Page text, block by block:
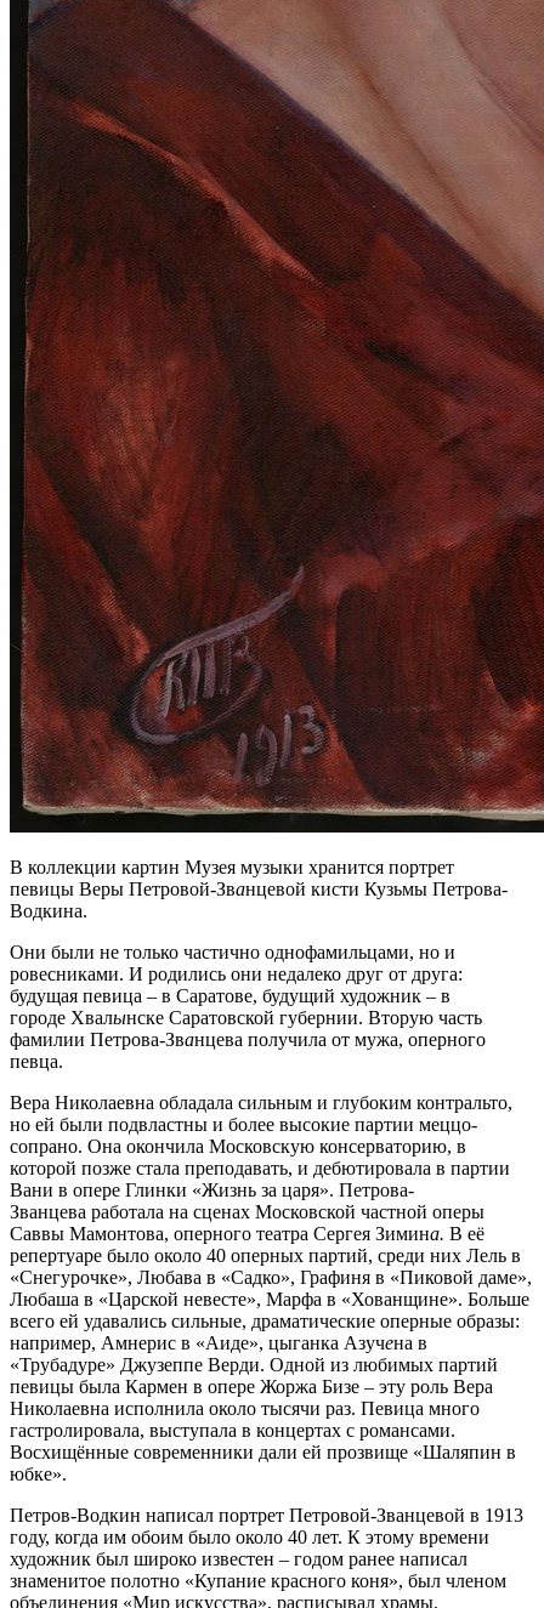
В коллекции картин Музея музыки хранится портрет
певицы Веры Петровой-Званцевой кисти Кузьмы Петрова-
Водкина.
Они были не только частично однофамильцами, но и
ровесниками. И родились они недалеко друг от друга:
будущая певица – в Саратове, будущий художник – в
городе Хвалынске Саратовской губернии. Вторую часть
фамилии Петрова-Званцева получила от мужа, оперного
певца.
Вера Николаевна обладала сильным и глубоким контральто,
но ей были подвластны и более высокие партии меццо-
сопрано. Она окончила Московскую консерваторию, в
которой позже стала преподавать, и дебютировала в партии
Вани в опере Глинки «Жизнь за царя». Петрова-
Званцева работала на сценах Московской частной оперы
Саввы Мамонтова, оперного театра Сергея Зимина. В её
репертуаре было около 40 оперных партий, среди них Лель в
«Снегурочке», Любава в «Садко», Графиня в «Пиковой даме»,
Любаша в «Царской невесте», Марфа в «Хованщине». Больше
всего ей удавались сильные, драматические оперные образы:
например, Амнерис в «Аиде», цыганка Азучена в
«Трубадуре» Джузеппе Верди. Одной из любимых партий
певицы была Кармен в опере Жоржа Бизе – эту роль Вера
Николаевна исполнила около тысячи раз. Певица много
гастролировала, выступала в концертах с романсами.
Восхищённые современники дали ей прозвище «Шаляпин в
юбке».
Петров-Водкин написал портрет Петровой-Званцевой в 1913
году, когда им обоим было около 40 лет. К этому времени
художник был широко известен – годом ранее написал
знаменитое полотно «Купание красного коня», был членом
объединения «Мир искусства», расписывал храмы,